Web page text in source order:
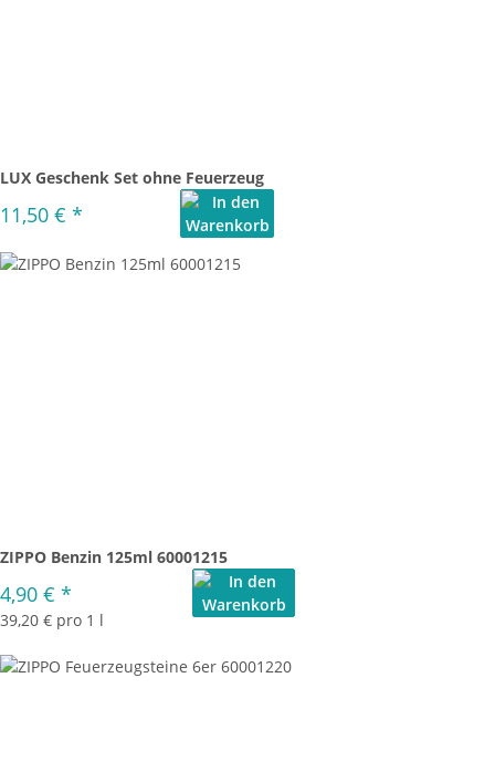
LUX Geschenk Set ohne Feuerzeug
11,50 € *
ZIPPO Benzin 125ml 60001215
4,90 € *
39,20 € pro 1 l